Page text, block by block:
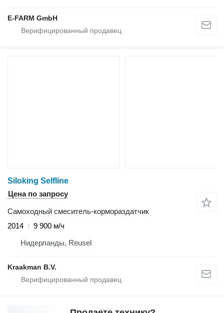
E-FARM GmbH
Siloking Selfline
Цена по запросу
Самоходный смеситель-кормораздатчик
2014
9 900 м/ч
Нидерланды, Reusel
Kraakman B.V.